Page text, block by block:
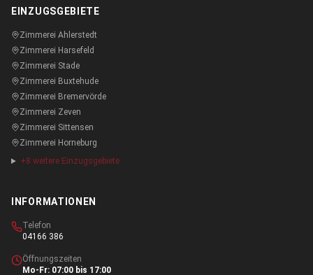
EINZUGSGEBIETE
Zimmerei Ahlerstedt
Zimmerei Harsefeld
Zimmerei Stade
Zimmerei Buxtehude
Zimmerei Bremervörde
Zimmerei Zeven
Zimmerei Sittensen
Zimmerei Horneburg
+8 weitere Einzugsgebiete
INFORMATIONEN
Telefon
04166 386
Öffnungszeiten
Mo-Fr: 07:00 bis 17:00